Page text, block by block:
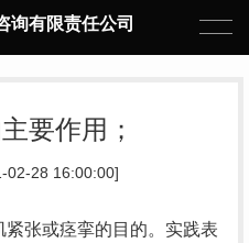
询有限责任公司
要作用；
02-28 16:00:00]
张或痉挛的目的。实践表